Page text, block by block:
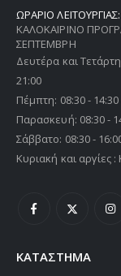
ΩΡΑΡΙΟ ΛΕΙΤΟΥΡΓΙΑΣ:
ΚΑΛΟΚΑΙΡΙΝΟ
ΣΕΠΤΕΜΒΡΗ
Δευτέρα και
21:00
Πέμπτη: 08:30 -
Παρασκευή: 08:30 -
Σάββατο: 08:30 -
Κυριακή και αργίες :
ΚΑΤΑΣΤΗΜΑ